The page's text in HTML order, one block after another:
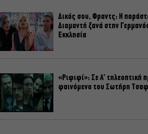
Δικός σου, Φραντς: Η
Διαμαντή ξανά στην
Εκκλησία
«Ριφιφί»: Σε Α’ τηλεοπτική
φαινόμενο του Σωτήρη